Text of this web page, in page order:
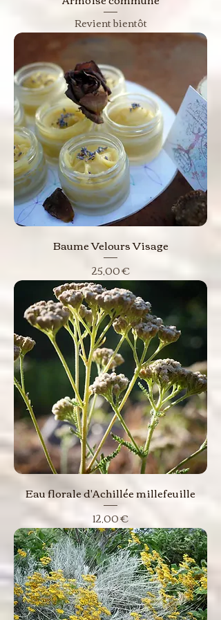
Revient bientôt
Baume Velours Visage
Prix
25,00 €
Eau florale d'Achillée millefeuille
Prix
12,00 €